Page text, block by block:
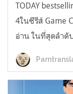
TODAY
4ในซีรีส์ Game
อ่าน ในที่สุดลำดั